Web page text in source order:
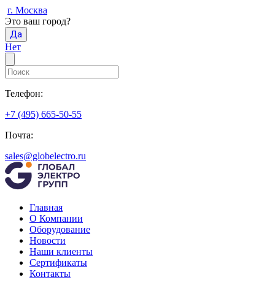
г. Москва
Это ваш город?
Да
Нет
Телефон:
+7 (495) 665-50-55
Почта:
sales@globelectro.ru
Главная
О Компании
Оборудование
Новости
Наши клиенты
Сертификаты
Контакты